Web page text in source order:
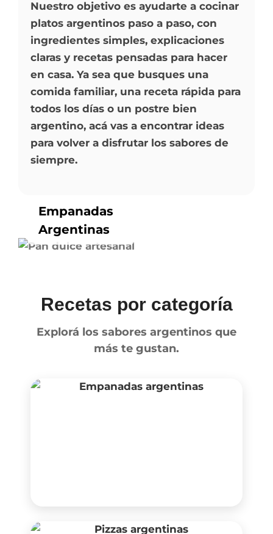
Nuestro objetivo es ayudarte a cocinar
platos argentinos paso a paso, con
ingredientes simples, explicaciones
claras y recetas pensadas para hacer
en casa. Ya sea que busques una
comida familiar, una receta rápida para
todos los días o un postre bien
argentino, acá vas a encontrar ideas
para volver a disfrutar los sabores de
siempre.
Empanadas
Argentinas
Recetas por categoría
Explorá los sabores argentinos que
más te gustan.